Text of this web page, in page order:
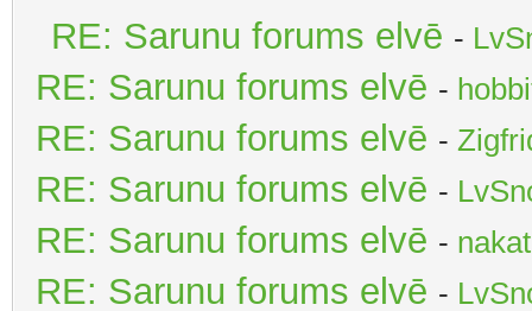
RE: Sarunu forums elvē -
RE: Sarunu forums elvē -
RE: Sarunu forums elvē -
RE: Sarunu forums elvē -
RE: Sarunu forums elvē -
RE: Sarunu forums elvē -